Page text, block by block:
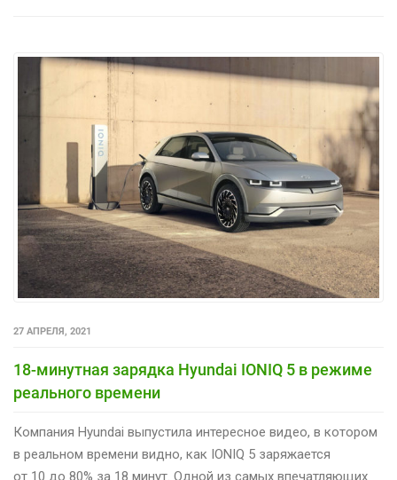
27 АПРЕЛЯ, 2021
18-минутная зарядка Hyundai IONIQ 5 в режиме
реального времени
Компания Hyundai выпустила интересное видео, в котором
в реальном времени видно, как IONIQ 5 заряжается
от 10 до 80% за 18 минут. Одной из самых впечатляющих